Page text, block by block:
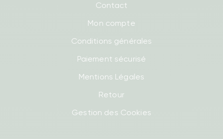
Contact
Mon compte
Conditions générales
Paiement sécurisé
Mentions Légales
Retour
Gestion des Cookies